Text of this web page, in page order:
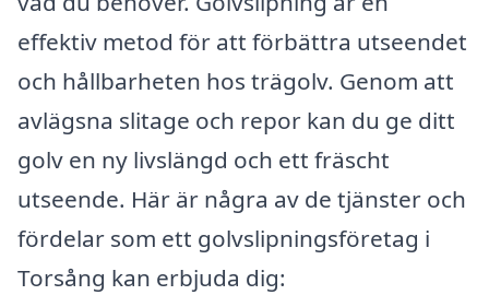
effektiv metod för att förbättra utseendet
och hållbarheten hos trägolv. Genom att
avlägsna slitage och repor kan du ge ditt
golv en ny livslängd och ett fräscht
utseende. Här är några av de tjänster och
fördelar som ett golvslipningsföretag i
Torsång kan erbjuda dig: